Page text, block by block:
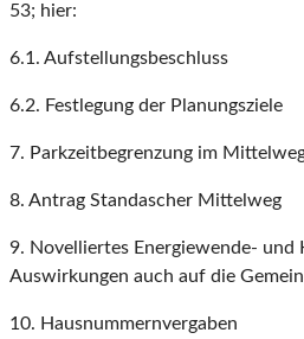
53; hier:
6.1. Aufstellungsbeschluss
6.2. Festlegung der Planungsziele
7. Parkzeitbegrenzung im
8. Antrag Standascher Mittelweg
9. Novelliertes Energiewende- und
Auswirkungen auch auf die
10. Hausnummernvergaben